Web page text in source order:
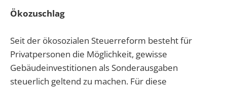
Ökozuschlag
Seit der ökosozialen Steuerreform besteht für
Privatpersonen die Möglichkeit, gewisse
Gebäudeinvestitionen als Sonderausgaben
steuerlich geltend zu machen. Für diese